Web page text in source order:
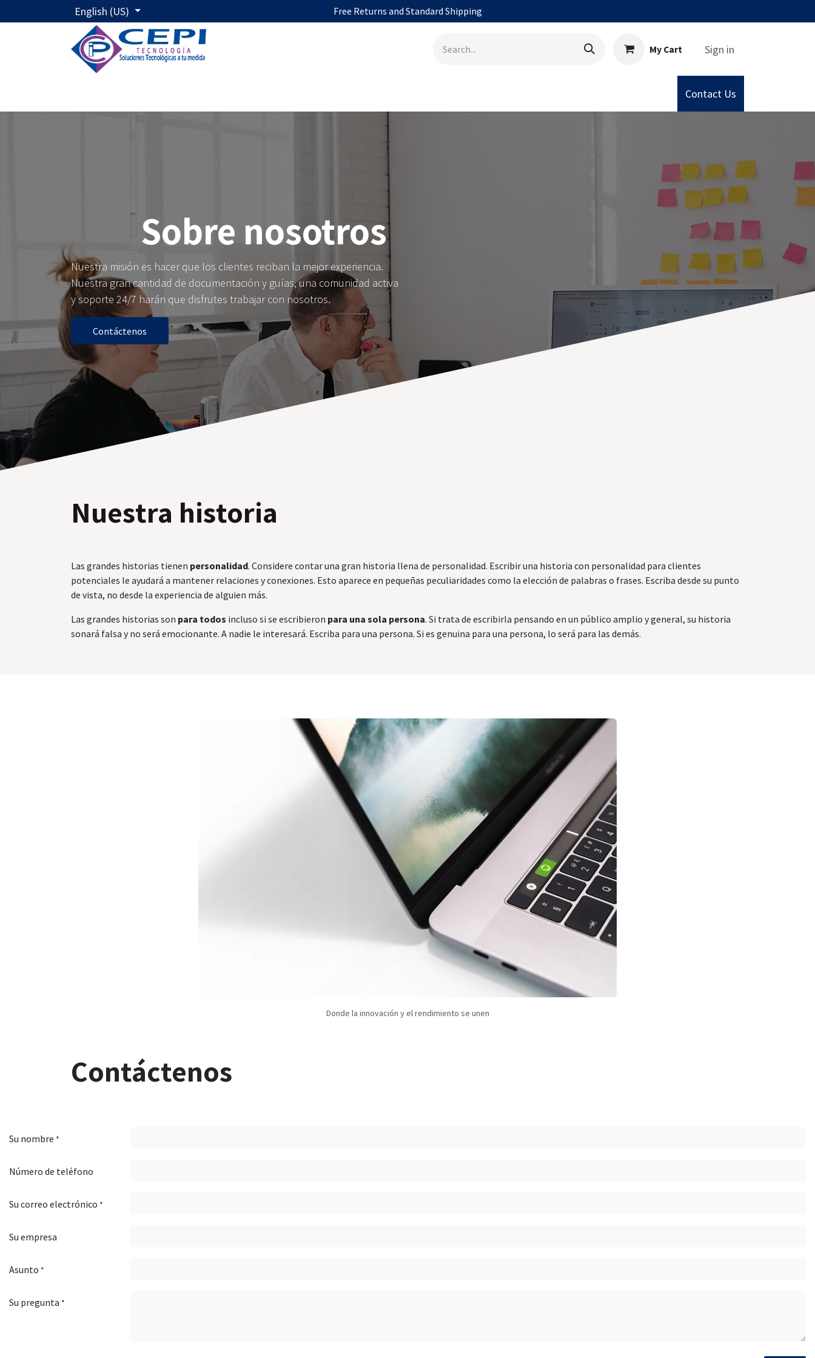
English (US) Free Returns and Standard Shipping
My Cart Sign in
Contact Us
Sobre nosotros
Nuestra misión es hacer que los clientes reciban la mejor experiencia.
Nuestra gran cantidad de documentación y guías, una comunidad activa
y soporte 24/7 harán que disfrutes trabajar con nosotros.
Contáctenos
Nuestra historia
Las grandes historias tienen personalidad. Considere contar una gran historia llena de personalidad. Escribir una historia con personalidad para clientes
potenciales le ayudará a mantener relaciones y conexiones. Esto aparece en pequeñas peculiaridades como la elección de palabras o frases. Escriba desde su punto
de vista, no desde la experiencia de alguien más.
Las grandes historias son para todos incluso si se escribieron para una sola persona. Si trata de escribirla pensando en un público amplio y general, su historia
sonará falsa y no será emocionante. A nadie le interesará. Escriba para una persona. Si es genuina para una persona, lo será para las demás.
Donde la innovación y el rendimiento se unen
Contáctenos
Su nombre *
Número de teléfono
Su correo electrónico *
Su empresa
Asunto *
Su pregunta *